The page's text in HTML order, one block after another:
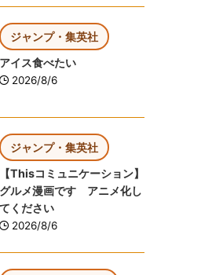
ジャンプ・集英社
アイス食べたい
2026/8/6
ジャンプ・集英社
【Thisコミュニケーション】
グルメ漫画です アニメ化し
てください
2026/8/6